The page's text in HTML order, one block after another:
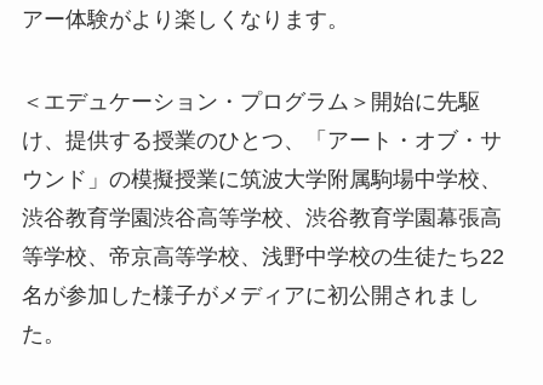
アー体験がより楽しくなります。
＜エデュケーション・プログラム＞開始に先駆
け、提供する授業のひとつ、「アート・オブ・サ
ウンド」の模擬授業に筑波大学附属駒場中学校、
渋谷教育学園渋谷高等学校、渋谷教育学園幕張高
等学校、帝京高等学校、浅野中学校の生徒たち22
名が参加した様子がメディアに初公開されまし
た。